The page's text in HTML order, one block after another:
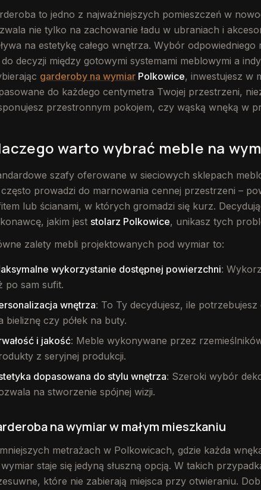
to jedno z najważniejszych pomieszczeń w
nie tylko na zachowanie ładu w ubraniach i
na estetykę całego wnętrza. Wybór
do decyzji między gotowymi systemami meblowymi a
garderoby na wymiar Polkowice, inwestujesz w
do każdego centymetra Twojej przestrzeni,
przestronnym pokojem, czy wąską wnęką w
warto wybrać meble na
szafy oferowane w sieciowych sklepach
prowadzi do marnowania cennej przestrzeni –
lub ścianami, w których gromadzi się kurz.
jakim jest stolarz Polkowice, unikasz tych
zalety mebli projektowanych pod wymiar to:
wykorzystanie dostępnej powierzchni:
po sam sufit.
wnętrza: To Ty decydujesz, ile
bieliznę czy półek na buty.
i jakość: Meble wykonywane przez
z seryjnej produkcji.
dopasowana do stylu wnętrza: Szeroki wybór
na stworzenie spójnej wizji.
na wymiar w małym mieszkaniu
metrażach w Polkowicach, gdzie każda
staje się jedyną słuszną opcją. W takich
które nie zabierają miejsca przy otwieraniu.